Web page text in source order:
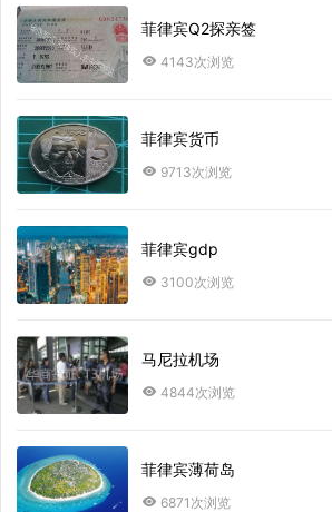
菲律宾Q2探亲签
4143次浏览
菲律宾货币
9713次浏览
菲律宾gdp
3100次浏览
马尼拉机场
4844次浏览
菲律宾薄荷岛
6871次浏览